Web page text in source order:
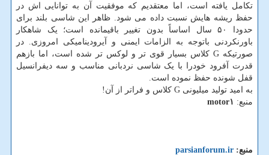
تکامل یافته است، اما معتقدیم که موفقیت آن به توانایی اش در
حفظ ریشه هایش نسبت داده می شود. ظاهر این شاسی بلند برای
حدودا ۵۰ سال اساساً بدون تغییر باقیمانده است؛ یک شاهکار
باورنکردنی باتوجه به الزامات ایمنی و آیرودینامیکی امروزی. در
صورتیکه G کلاس بسیار قوی تر و لوکس تر شده است، اما بازهم
قدرت آفرود خودرا با یک شاسی نردبانی مناسب و سه دیفرانسیل
قفل شونده حفظ نموده است.
به امید تولید میلیونی G کلاس و فراتر از آن!
منبع: motor۱
منبع: parsianforum.ir